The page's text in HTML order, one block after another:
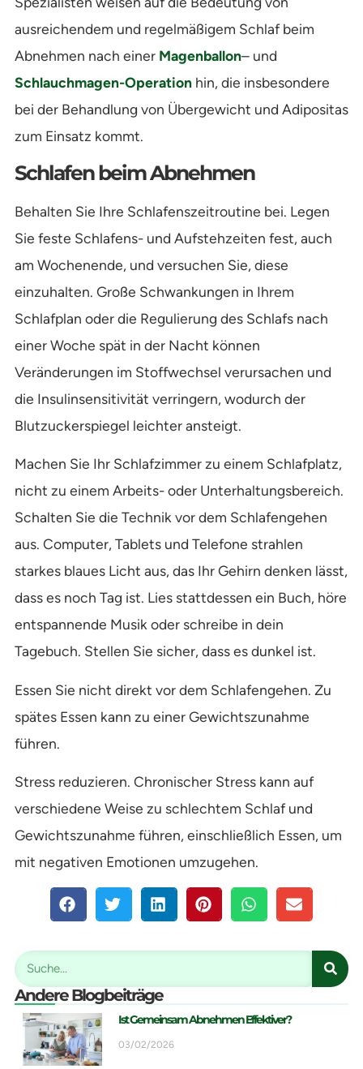
ausreichendem und regelmäßigem Schlaf beim
Abnehmen nach einer Magenballon– und
Schlauchmagen-Operationhin, die insbesondere
bei der Behandlung von Übergewicht und Adipositas
zum Einsatz kommt.
Schlafen beim Abnehmen
Behalten Sie Ihre Schlafenszeitroutine bei. Legen
Sie feste Schlafens- und Aufstehzeiten fest, auch
am Wochenende, und versuchen Sie, diese
einzuhalten. Große Schwankungen in Ihrem
Schlafplan oder die Regulierung des Schlafs nach
einer Woche spät in der Nacht können
Veränderungen im Stoffwechsel verursachen und
die Insulinsensitivität verringern, wodurch der
Blutzuckerspiegel leichter ansteigt.
Machen Sie Ihr Schlafzimmer zu einem Schlafplatz,
nicht zu einem Arbeits- oder Unterhaltungsbereich.
Schalten Sie die Technik vor dem Schlafengehen
aus. Computer, Tablets und Telefone strahlen
starkes blaues Licht aus, das Ihr Gehirn denken lässt,
dass es noch Tag ist. Lies stattdessen ein Buch, höre
entspannende Musik oder schreibe in dein
Tagebuch. Stellen Sie sicher, dass es dunkel ist.
Essen Sie nicht direkt vor dem Schlafengehen. Zu
spätes Essen kann zu einer Gewichtszunahme
führen.
Stress reduzieren. Chronischer Stress kann auf
verschiedene Weise zu schlechtem Schlaf und
Gewichtszunahme führen, einschließlich Essen, um
mit negativen Emotionen umzugehen.
Andere Blogbeiträge
Ist Gemeinsam Abnehmen Effektiver?
03/02/2026